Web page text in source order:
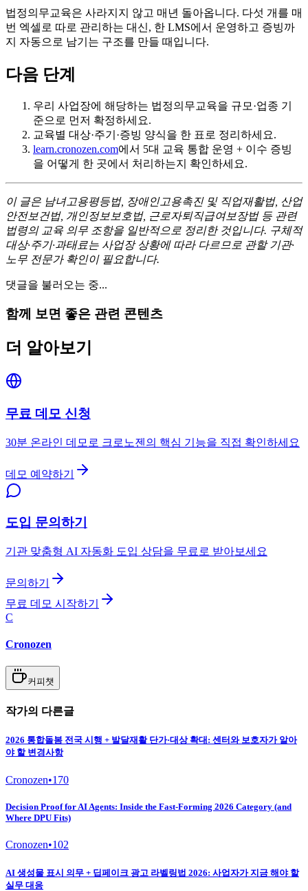
법정의무교육은 사라지지 않고 매년 돌아옵니다. 다섯 개를 매
번 엑셀로 따로 관리하는 대신, 한 LMS에서 운영하고 증빙까
지 자동으로 남기는 구조를 만들 때입니다.
다음 단계
우리 사업장에 해당하는 법정의무교육을 규모·업종 기
준으로 먼저 확정하세요.
교육별 대상·주기·증빙 양식을 한 표로 정리하세요.
learn.cronozen.com에서 5대 교육 통합 운영 + 이수 증빙
을 어떻게 한 곳에서 처리하는지 확인하세요.
이 글은 남녀고용평등법, 장애인고용촉진 및 직업재활법, 산업
안전보건법, 개인정보보호법, 근로자퇴직급여보장법 등 관련
법령의 교육 의무 조항을 일반적으로 정리한 것입니다. 구체적
대상·주기·과태료는 사업장 상황에 따라 다르므로 관할 기관·
노무 전문가 확인이 필요합니다.
댓글을 불러오는 중...
함께 보면 좋은 관련 콘텐츠
더 알아보기
무료 데모 신청
30분 온라인 데모로 크로노젠의 핵심 기능을 직접 확인하세요
데모 예약하기
도입 문의하기
기관 맞춤형 AI 자동화 도입 상담을 무료로 받아보세요
문의하기
무료 데모 시작하기
C
Cronozen
커피챗
작가의 다른글
2026 통합돌봄 전국 시행 + 발달재활 단가·대상 확대: 센터와 보호자가 알아
야 할 변경사항
Cronozen•170
Decision Proof for AI Agents: Inside the Fast-Forming 2026 Category (and
Where DPU Fits)
Cronozen•102
AI 생성물 표시 의무 + 딥페이크 광고 라벨링법 2026: 사업자가 지금 해야 할
실무 대응